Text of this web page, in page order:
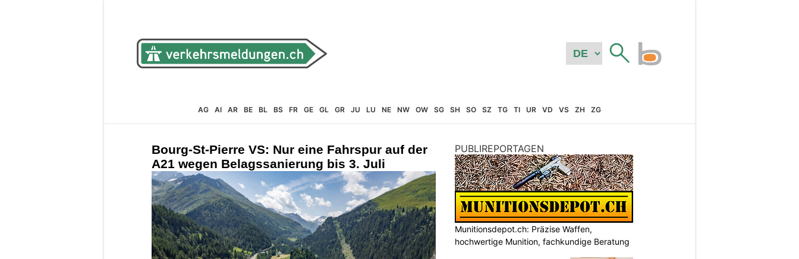
AG AI AR BE BL BS FR GE GL GR JU LU NE NW OW SG SH SO SZ TG TI UR VD VS ZH ZG
Bourg-St-Pierre VS: Nur eine Fahrspur auf der
A21 wegen Belagssanierung bis 3. Juli
PUBLIREPORTAGEN
Munitionsdepot.ch: Präzise Waffen,
hochwertige Munition, fachkundige Beratung